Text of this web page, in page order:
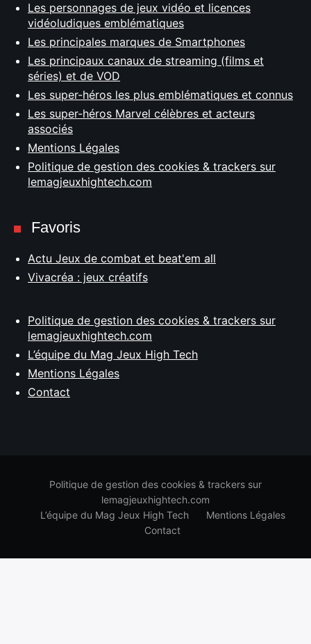
Les personnages de jeux vidéo et licences
vidéoludiques emblématiques
Les principales marques de Smartphones
Les principaux canaux de streaming (films et
séries) et de VOD
Les super-héros les plus emblématiques et connus
Les super-héros Marvel célèbres et acteurs
associés
Mentions Légales
Politique de gestion des cookies & trackers sur
lemagjeuxhightech.com
Favoris
Actu Jeux de combat et beat'em all
Vivacréa : jeux créatifs
Politique de gestion des cookies & trackers sur
lemagjeuxhightech.com
L’équipe du Mag Jeux High Tech
Mentions Légales
Contact
Politique de gestion des cookies & trackers sur
lemagjeuxhightech.com
L’équipe du Mag Jeux High Tech
Mentions Légales
Contact